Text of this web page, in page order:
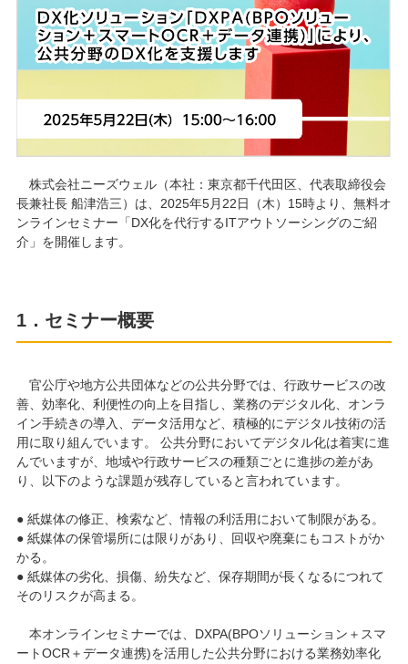
株式会社ニーズウェル（本社：東京都千代田区、代表取締役会
長兼社長 船津浩三）は、2025年5月22日（木）15時より、無料オ
ンラインセミナー「DX化を代行するITアウトソーシングのご紹
介」を開催します。
1．セミナー概要
官公庁や地方公共団体などの公共分野では、行政サービスの改
善、効率化、利便性の向上を目指し、業務のデジタル化、オンラ
イン手続きの導入、データ活用など、積極的にデジタル技術の活
用に取り組んでいます。 公共分野においてデジタル化は着実に進
んでいますが、地域や行政サービスの種類ごとに進捗の差があ
り、以下のような課題が残存していると言われています。
● 紙媒体の修正、検索など、情報の利活用において制限がある。
● 紙媒体の保管場所には限りがあり、回収や廃棄にもコストがか
かる。
● 紙媒体の劣化、損傷、紛失など、保存期間が長くなるにつれて
そのリスクが高まる。
本オンラインセミナーでは、DXPA(BPOソリューション＋スマ
ートOCR＋データ連携)を活用した公共分野における業務効率化